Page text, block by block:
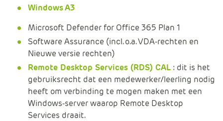
Windows A3
Microsoft Defender for Office 365 Plan 1
Software Assurance (incl. o.a. VDA-rechten en
Nieuwe versie rechten)
Remote Desktop Services (RDS) CAL : dit is het
gebruiksrecht dat een medewerker/leerling nodig
heeft om verbinding te mogen maken met een
Windows‑server waarop Remote Desktop
Services draait.